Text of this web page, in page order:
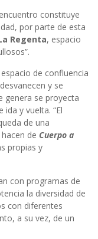
constituye
por parte de esta
Regenta, espacio
de confluencia
y se
genera se proyecta
y vuelta. “El
de una
de Cuerpo a
propias y
con programas de
la diversidad de
con diferentes
a su vez, de un